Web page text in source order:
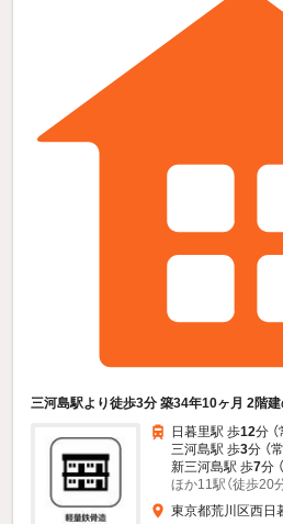
三河島駅より徒歩3分 築34年10ヶ月 2階
日暮里駅 歩12分
三河島駅 歩3分 （
新三河島駅 歩7分
ほか11駅（徒歩20
東京都荒川区西日